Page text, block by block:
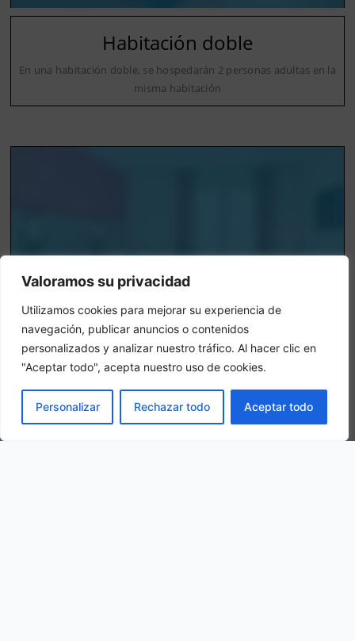
Valoramos su privacidad
Utilizamos cookies para mejorar su experiencia de
navegación, publicar anuncios o contenidos
personalizados y analizar nuestro tráfico. Al hacer clic en
"Aceptar todo", acepta nuestro uso de cookies.
Personalizar Rechazar todo Aceptar todo
Habitación doble
En una habitación doble, se hospedarán 2 personas adultas en la
misma habitación
Habitacion TripleRESERVAR